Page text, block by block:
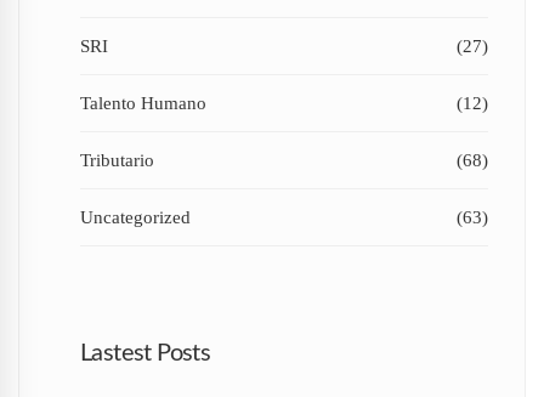
SRI (27)
Talento Humano (12)
Tributario (68)
Uncategorized (63)
Lastest Posts